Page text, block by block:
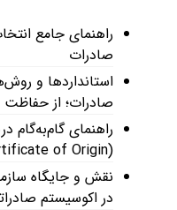
راهنمای جامع
صادرات
استانداردها و
صادرات؛ از حفاظت
راهنمای گام‌به‌گام
(Certificate of Origin) برای کالاهای صادراتی
در اکوسیستم